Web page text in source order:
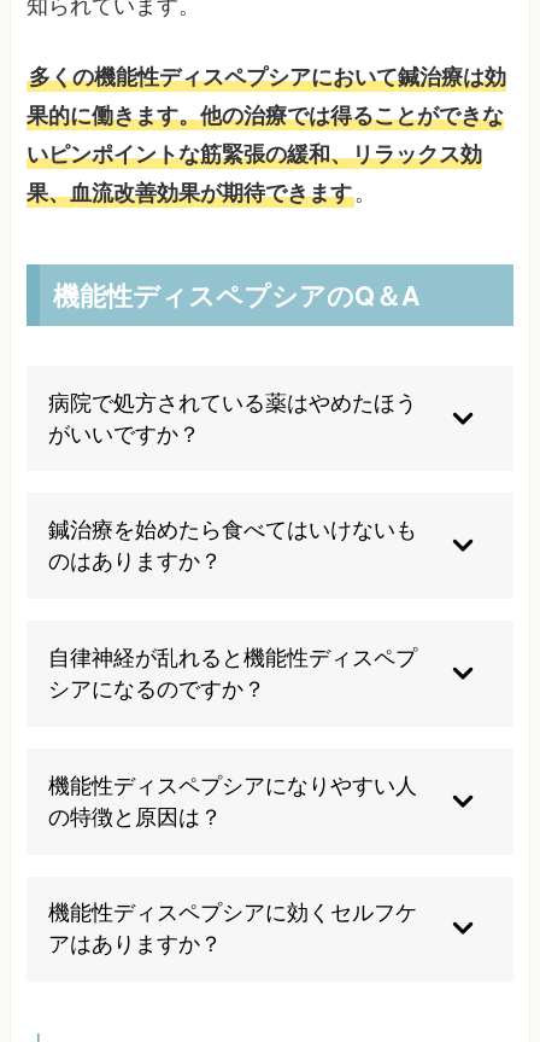
知られています。
多くの機能性ディスペプシアにおいて鍼治療は効
果的に働きます。他の治療では得ることができな
いピンポイントな筋緊張の緩和、リラックス効
果、血流改善効果が期待できます。
機能性ディスペプシアのQ＆A
病院で処方されている薬はやめたほう
がいいですか？
と鍼治療を併用することに問題はありませんが、
まったく効き目のない薬を飲み続けることもかえ
って症状を悪化させる要因となるので、病院で相
鍼治療を始めたら食べてはいけないも
のはありますか？
はとくにありませんが、一般的に油ものや刺激の
強いものは症状が悪化する傾向にあるので気を付
けたほうが良いと思われます。
自律神経が乱れると機能性ディスペプ
シアになるのですか？
えます。自律神経が乱れ交感神経が優位な状況に
なると胃腸の働きが悪くなり症状が現れることが
あります。反対に食べ過ぎや感染症などによって
ることもありますが、いずれにしても強いストレ
スと相関関係もあるために早めの対処が必要で
す。
機能性ディスペプシアになりやすい人
の特徴と原因は？
レスを感じている方に多い傾向にありますが、そ
れだけでなく暴飲暴食や感染症、体質や遺伝によ
るものなど、原因は多岐にわたります。
機能性ディスペプシアに効くセルフケ
アはありますか？
べすぎや早食いを避けよく噛んで食べたり、食後